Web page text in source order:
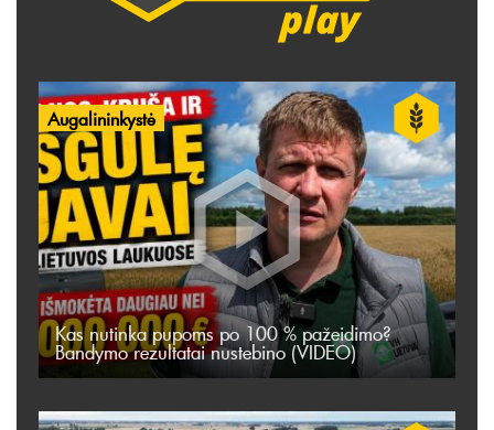
Augalininkystė
Kas nutinka pupoms po 100 % pažeidimo?
Bandymo rezultatai nustebino (VIDEO)